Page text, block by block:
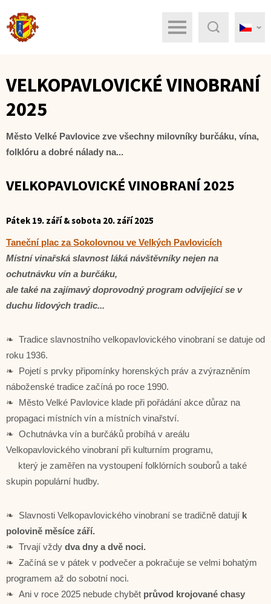
Menu
VELKOPAVLOVICKÉ VINOBRANÍ
2025
Město Velké Pavlovice zve všechny milovníky burčáku, vína,
folklóru a dobré nálady na...
VELKOPAVLOVICKÉ VINOBRANÍ 2025
Pátek 19. září & sobota 20. září 2025
Taneční plac za Sokolovnou ve Velkých Pavlovicích
Místní vinařská slavnost láká návštěvníky nejen na
ochutnávku vín a burčáku,
ale také na zajímavý doprovodný program odvíjející se v
duchu lidových tradic...
❧ Tradice slavnostního velkopavlovického vinobraní se datuje od
roku 1936.
❧ Pojetí s prvky připomínky horenských práv a zvýrazněním
náboženské tradice začíná po roce 1990.
❧ Město Velké Pavlovice klade při pořádání akce důraz na
propagaci místních vín a místních vinařství.
❧ Ochutnávka vín a burčáků probíhá v areálu
Velkopavlovického vinobraní při kulturním programu,
který je zaměřen na vystoupení folklórních souborů a také
skupin populární hudby.
❧ Slavnosti Velkopavlovického vinobraní se tradičně datují k
polovině měsíce září.
❧ Trvají vždy dva dny a dvě noci.
❧ Začíná se v pátek v podvečer a pokračuje se velmi bohatým
programem až do sobotní noci.
❧ Ani v roce 2025 nebude chybět průvod krojované chasy